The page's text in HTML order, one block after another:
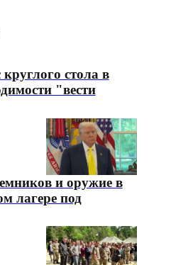
стола в
"вести
и оружие в
лагере под